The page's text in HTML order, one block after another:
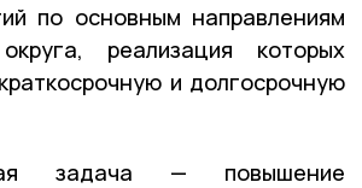
по основным направлениям
реализация которых
и долгосрочную
задача — повышение